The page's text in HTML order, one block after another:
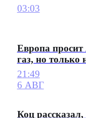
03:03
Европа просит
газ, но только
21:49
6 АВГ
Коц